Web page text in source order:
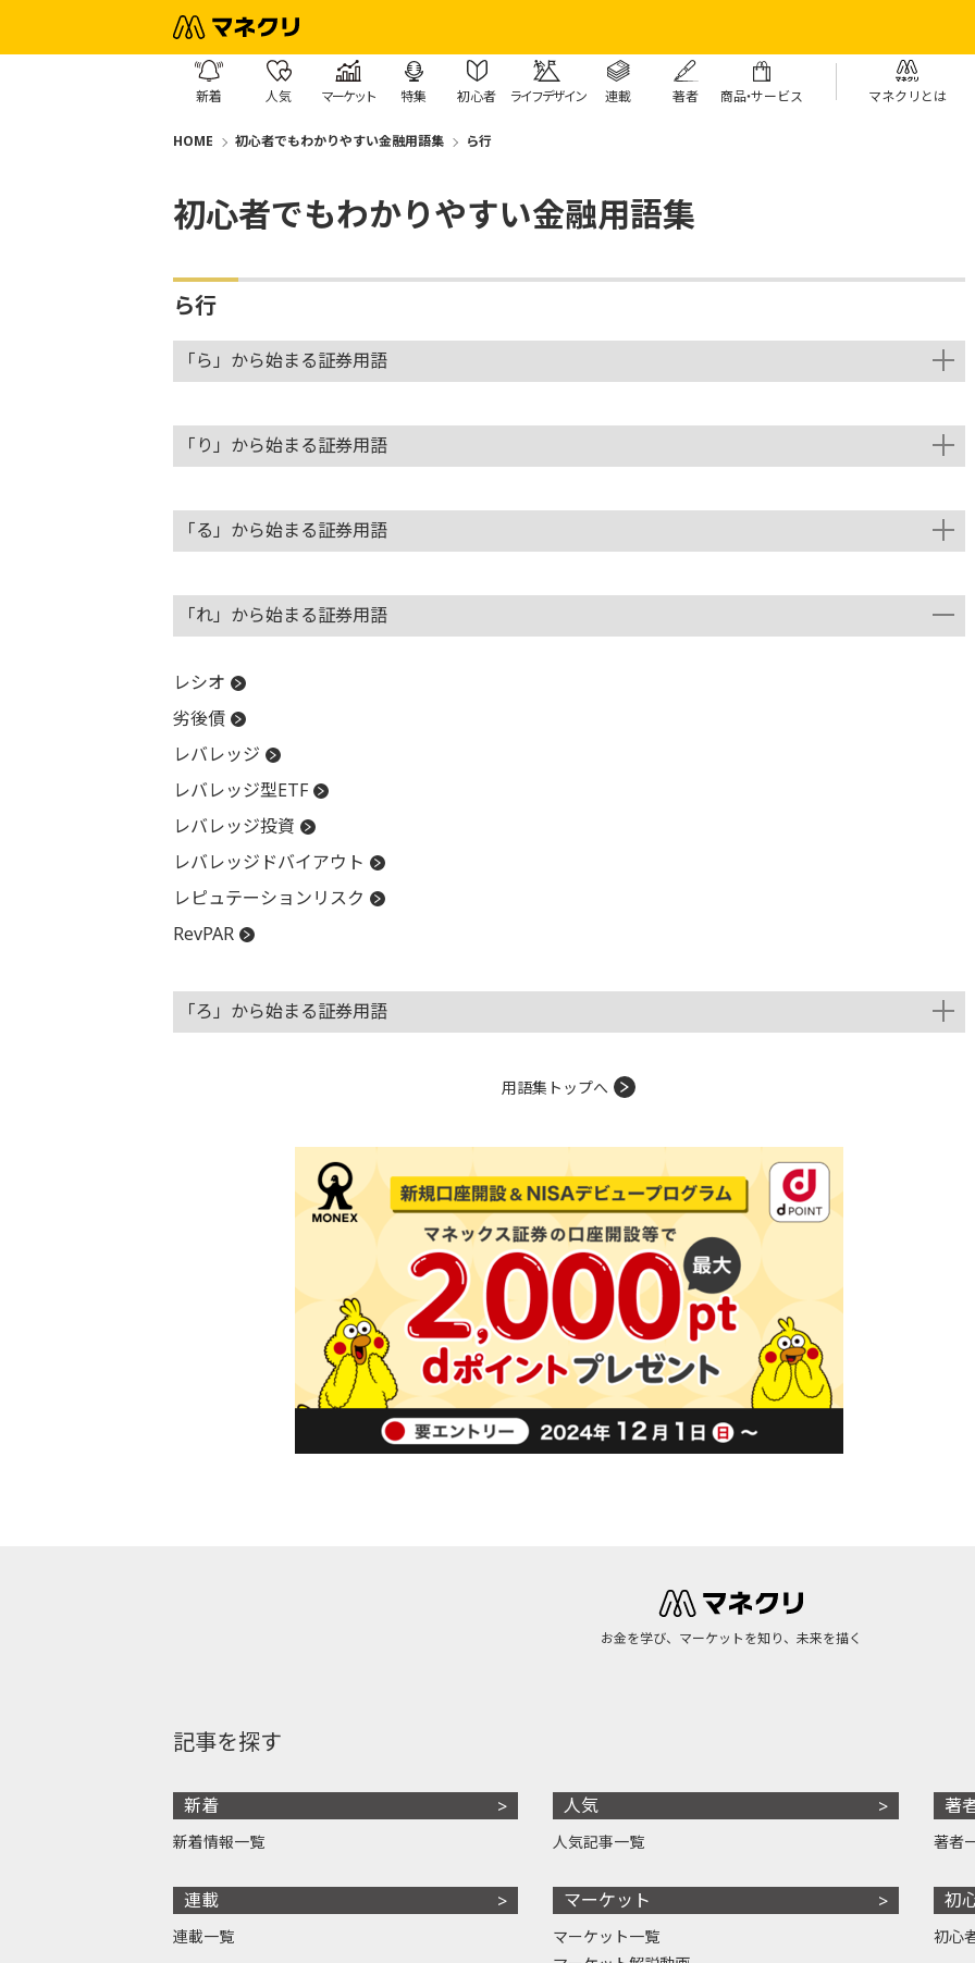
新着 人気 マーケット 特集 初心者 ライフデザイン 連載 著者 商品・サービス マネクリとは
HOME 初心者でもわかりやすい金融用語集 ら行
初心者でもわかりやすい金融用語集
ら行
「ら」から始まる証券用語
「り」から始まる証券用語
「る」から始まる証券用語
「れ」から始まる証券用語
レシオ
劣後債
レバレッジ
レバレッジ型ETF
レバレッジ投資
レバレッジドバイアウト
レピュテーションリスク
RevPAR
「ろ」から始まる証券用語
用語集トップへ
お金を学び、マーケットを知り、未来を描く
記事を探す
新着
新着情報一覧
連載
連載一覧
人気
人気記事一覧
マーケット
マーケット一覧
著
著者
初
初心